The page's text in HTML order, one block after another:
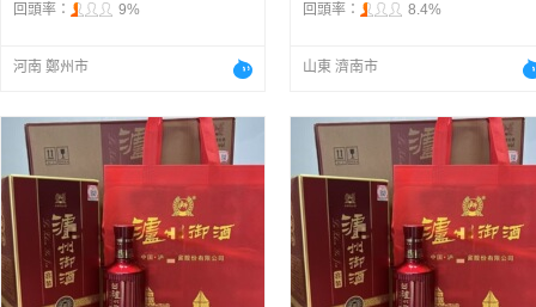
回頭率：
9%
河南 鄭州市
回頭率：
8.4%
山東 濟南市